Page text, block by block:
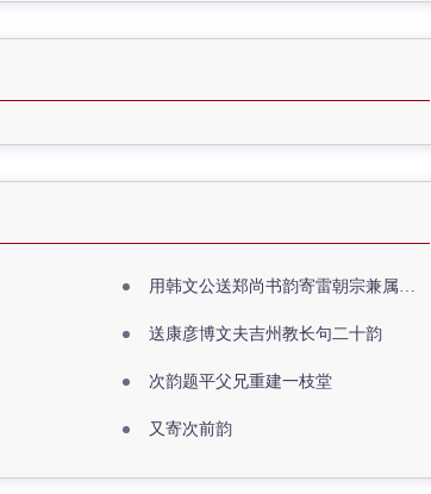
用韩文公送郑尚书韵寄雷朝宗兼属欧阳全真
送康彦博文夫吉州教长句二十韵
次韵题平父兄重建一枝堂
又寄次前韵